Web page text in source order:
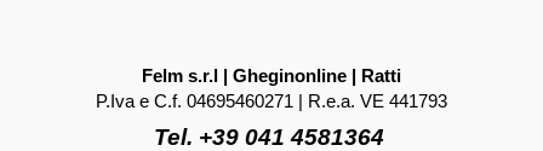
Felm s.r.l | Gheginonline | Ratti
P.Iva e C.f. 04695460271 | R.e.a. VE 441793
Tel. +39 041 4581364